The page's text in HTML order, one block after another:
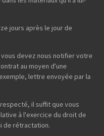
jours après le jour de
devez nous notifier votre
au moyen d'une
lettre envoyée par la
il suffit que vous
à l'exercice du droit de
de rétractation.